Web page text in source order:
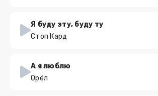
Я буду эту, буду ту
Стоп Кард
А я люблю
Орёл